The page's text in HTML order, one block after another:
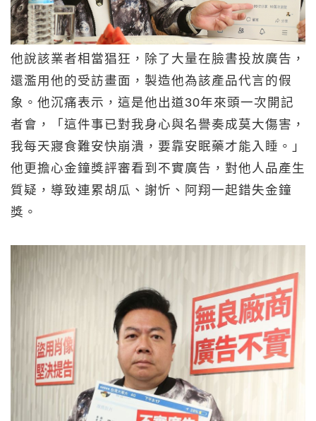
他說該業者相當猖狂，除了大量在臉書投放廣告，
還濫用他的受訪畫面，製造他為該產品代言的假
象。他沉痛表示，這是他出道30年來頭一次開記
者會，「這件事已對我身心與名譽奏成莫大傷害，
我每天寢食難安快崩潰，要靠安眠藥才能入睡。」
他更擔心金鐘獎評審看到不實廣告，對他人品產生
質疑，導致連累胡瓜、謝忻、阿翔一起錯失金鐘
獎。